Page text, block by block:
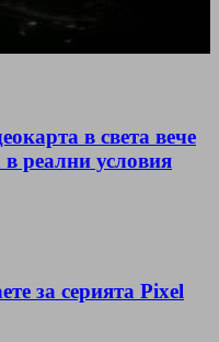
в света вече
реални условия
за серията Pixel